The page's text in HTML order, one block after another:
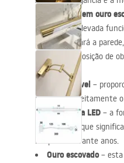
acessórios de
acabamento em ouro
com a mais elevada
não só decorará a
ou para a exposição de
Braço móvel –
iluminar perfeitamente o
Tecnologia LED – a
excecional, o que
lâmpadas durante anos.
Ouro escovado– esta